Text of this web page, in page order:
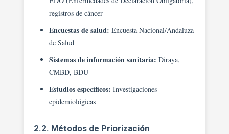
registros de cáncer
Encuestas de salud: Encuesta Nacional/Andaluza
de Salud
Sistemas de información sanitaria: Diraya,
CMBD, BDU
Estudios específicos: Investigaciones
epidemiológicas
2.2. Métodos de Priorización